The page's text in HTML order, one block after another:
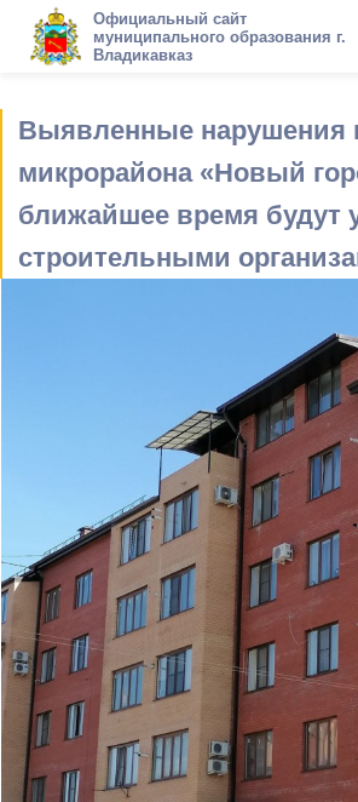
Официальный сайт
муниципального образования г.
Владикавказ
Выявленные нарушения
микрорайона «Новый
ближайшее время будут
строительными